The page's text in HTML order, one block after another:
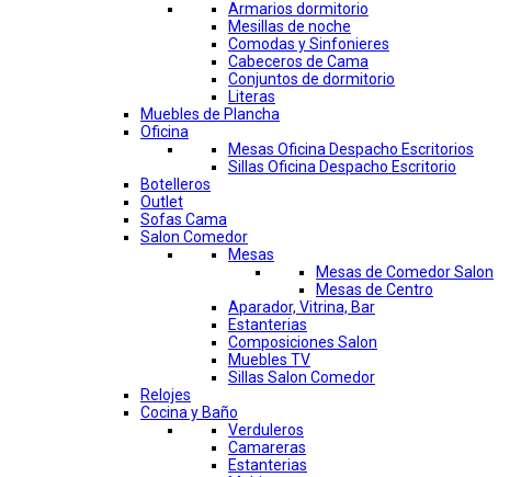
Armarios dormitorio
Mesillas de noche
Comodas y Sinfonieres
Cabeceros de Cama
Conjuntos de dormitorio
Literas
Muebles de Plancha
Oficina
Mesas Oficina Despacho Escritorios
Sillas Oficina Despacho Escritorio
Botelleros
Outlet
Sofas Cama
Salon Comedor
Mesas
Mesas de Comedor Salon
Mesas de Centro
Aparador, Vitrina, Bar
Estanterias
Composiciones Salon
Muebles TV
Sillas Salon Comedor
Relojes
Cocina y Baño
Verduleros
Camareras
Estanterias